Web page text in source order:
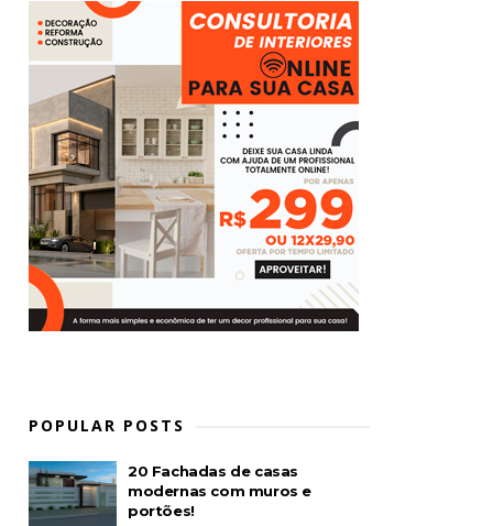
POPULAR POSTS
20 Fachadas de casas
modernas com muros e
portões!